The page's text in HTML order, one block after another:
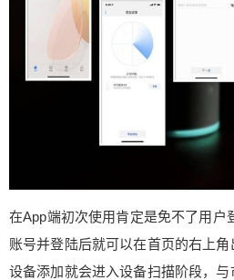
在App端初次使用肯定是免不了用户
账号并登陆后就可以在首页的右上角
设备添加就会进入设备扫描阶段，